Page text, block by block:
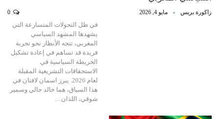
زاكورة بريس مايو 4, 2026
في ظل التحولات المتسارعة التي
يشهدها المشهد السياسي
المغربي، تتجه الأنظار نحو تجربة
فريدة قد تساهم في إعادة تشكيل
الخريطة السياسية في
الاستحقاقات التشريعية المقبلة
لعام 2026. يبرز اسمان لافتان في
هذا السياق، هما خالد جالي وسمير
شوقي، اللذان…